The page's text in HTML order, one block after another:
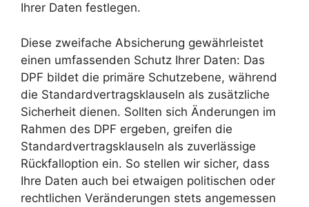
Ihrer Daten festlegen.
Diese zweifache Absicherung gewährleistet
einen umfassenden Schutz Ihrer Daten: Das
DPF bildet die primäre Schutzebene, während
die Standardvertragsklauseln als zusätzliche
Sicherheit dienen. Sollten sich Änderungen im
Rahmen des DPF ergeben, greifen die
Standardvertragsklauseln als zuverlässige
Rückfalloption ein. So stellen wir sicher, dass
Ihre Daten auch bei etwaigen politischen oder
rechtlichen Veränderungen stets angemessen